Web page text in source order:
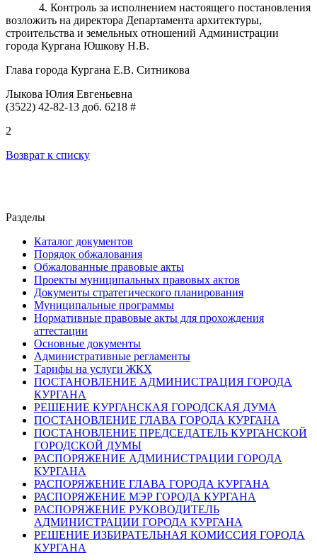
4. Контроль за исполнением настоящего постановления
возложить на директора Департамента архитектуры,
строительства и земельных отношений Администрации
города Кургана Юшкову Н.В.
Глава города Кургана Е.В. Ситникова
Лыкова Юлия Евгеньевна
(3522) 42-82-13 доб. 6218 #
2
Возврат к списку
Разделы
Каталог документов
Порядок обжалования
Обжалованные правовые акты
Проекты муниципальных правовых актов
Документы стратегического планирования
Муниципальные программы
Нормативные правовые акты для прохождения
аттестации
Основные документы
Административные регламенты
Тарифы на услуги ЖКХ
ПОСТАНОВЛЕНИЕ АДМИНИСТРАЦИЯ ГОРОДА
КУРГАНА
РЕШЕНИЕ КУРГАНСКАЯ ГОРОДСКАЯ ДУМА
ПОСТАНОВЛЕНИЕ ГЛАВА ГОРОДА КУРГАНА
ПОСТАНОВЛЕНИЕ ПРЕДСЕДАТЕЛЬ КУРГАНСКОЙ
ГОРОДСКОЙ ДУМЫ
РАСПОРЯЖЕНИЕ АДМИНИСТРАЦИИ ГОРОДА
КУРГАНА
РАСПОРЯЖЕНИЕ ГЛАВА ГОРОДА КУРГАНА
РАСПОРЯЖЕНИЕ МЭР ГОРОДА КУРГАНА
РАСПОРЯЖЕНИЕ РУКОВОДИТЕЛЬ
АДМИНИСТРАЦИИ ГОРОДА КУРГАНА
РЕШЕНИЕ ИЗБИРАТЕЛЬНАЯ КОМИССИЯ ГОРОДА
КУРГАНА